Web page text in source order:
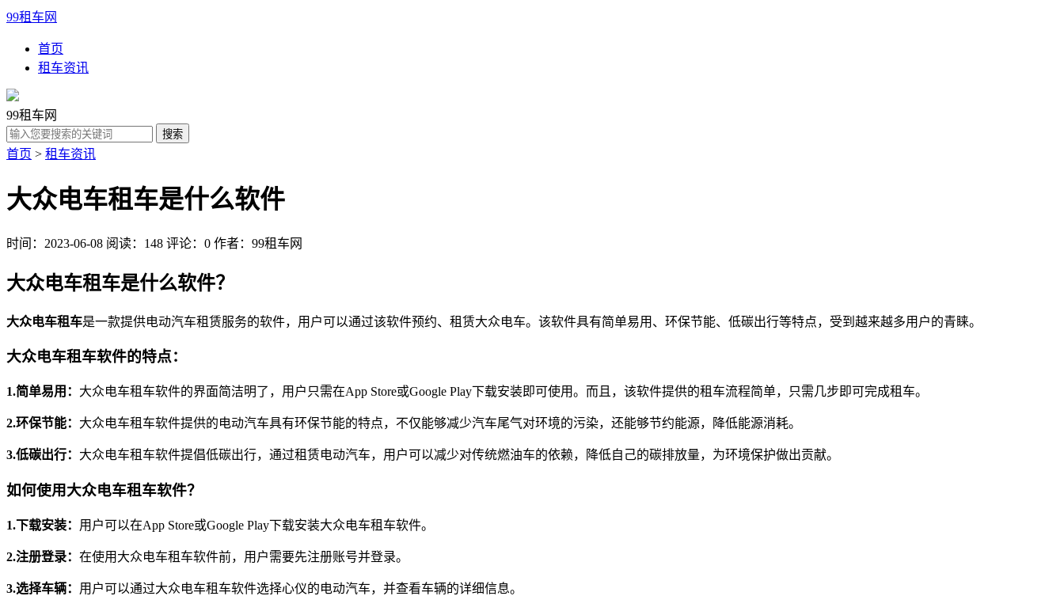
99租车网
首页
租车资讯
99租车网
首页 > 租车资讯
大众电车租车是什么软件
时间：2023-06-08 阅读：148 评论：0 作者：99租车网
大众电车租车是什么软件？
大众电车租车是一款提供电动汽车租赁服务的软件，用户可以通过该软件预约、租赁大众电车。该软件具有简单易用、环保节能、低碳出行等特点，受到越来越多用户的青睐。
大众电车租车软件的特点：
1.简单易用： 大众电车租车软件的界面简洁明了，用户只需在App Store或Google Play下载安装即可使用。而且，该软件提供的租车流程简单，只需几步即可完成租车。
2.环保节能： 大众电车租车软件提供的电动汽车具有环保节能的特点，不仅能够减少汽车尾气对环境的污染，还能够节约能源，降低能源消耗。
3.低碳出行： 大众电车租车软件提倡低碳出行，通过租赁电动汽车，用户可以减少对传统燃油车的依赖，降低自己的碳排放量，为环境保护做出贡献。
如何使用大众电车租车软件？
1.下载安装： 用户可以在App Store或Google Play下载安装大众电车租车软件。
2.注册登录： 在使用大众电车租车软件前，用户需要先注册账号并登录。
3.选择车辆： 用户可以通过大众电车租车软件选择心仪的电动汽车，并查看车辆的详细信息。